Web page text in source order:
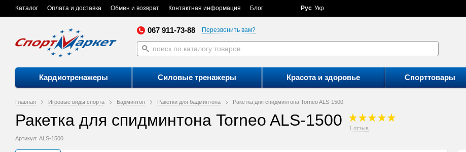
Каталог Оплата и доставка Обмен и возврат Контактная информация Блог Рус Укр
067 911-73-88 Перезвонить вам?
Кардиотренажеры Силовые тренажеры Красота и здоровье Спорттовары
Главная Игровые виды спорта Бадминтон Ракетки для бадминтона Ракетка для спидминтона Torneo ALS-1500
Ракетка для спидминтона Torneo ALS-1500
1 отзыв
Артикул: ALS-1500